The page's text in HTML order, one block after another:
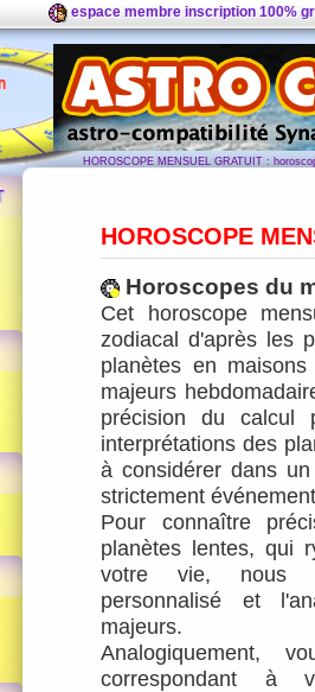
espace membre inscription 100%
HOROSCOPE MENSUEL GRATUIT :
HOROSCOPE
Horoscopes du
Cet horoscope
zodiacal d'après les
planètes en
majeurs
précision du
interprétations des
à considérer dans
strictement
Pour connaître
planètes lentes, qui
votre vie, nous
personnalisé et
majeurs.
Analogiquement,
correspondant à